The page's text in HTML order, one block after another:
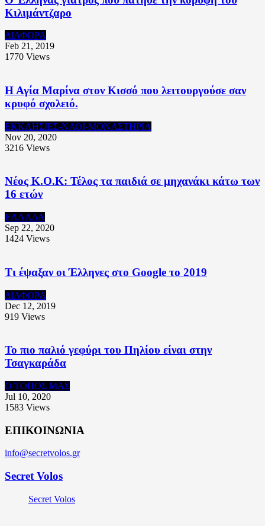
Κιλιμάντζαρο
ΔΙΑΦΟΡΑ
Feb 21, 2019
1770 Views
Η Αγία Μαρίνα στον Κισσό που λειτουργούσε σαν
κρυφό σχολειό.
ΕΚΚΛΗΣΙΕΣ-ΝΑΟΙ-ΜΟΝΑΣΤΗΡΙΑ
Nov 20, 2020
3216 Views
Νέος Κ.Ο.Κ: Τέλος τα παιδιά σε μηχανάκι κάτω των
16 ετών
ΕΛΛΑΔΑ
Sep 22, 2020
1424 Views
Τι έψαξαν οι Έλληνες στο Google το 2019
ΔΙΑΦΟΡΑ
Dec 12, 2019
919 Views
Το πιο παλιό γεφύρι του Πηλίου είναι στην
Τσαγκαράδα
Ο ΤΟΠΟΣ ΜΑΣ
Jul 10, 2020
1583 Views
ΕΠΙΚΟΙΝΩΝΙΑ
info@secretvolos.gr
Secret Volos
Secret Volos